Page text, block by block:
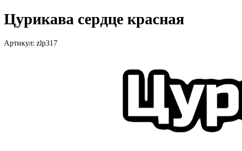
Цурикава сердце красная
Артикул: zlp317